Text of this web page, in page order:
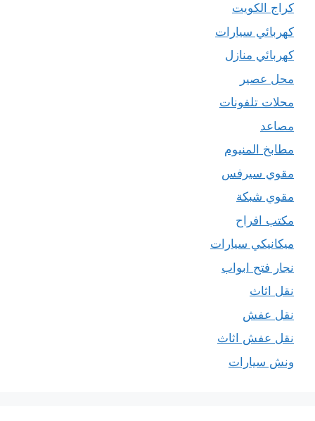
كراج الكويت
كهربائي سيارات
كهربائي منازل
محل عصير
محلات تلفونات
مصاعد
مطابخ المنيوم
مقوي سيرفس
مقوي شبكة
مكتب افراح
ميكانيكي سيارات
نجار فتح ابواب
نقل اثاث
نقل عفش
نقل عفش اثاث
ونش سيارات